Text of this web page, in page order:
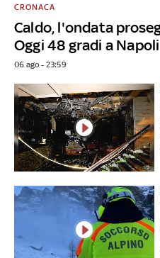
Caldo, l'ondata
Oggi 48 gradi a Napoli
CRONACA
06 ago - 23:59